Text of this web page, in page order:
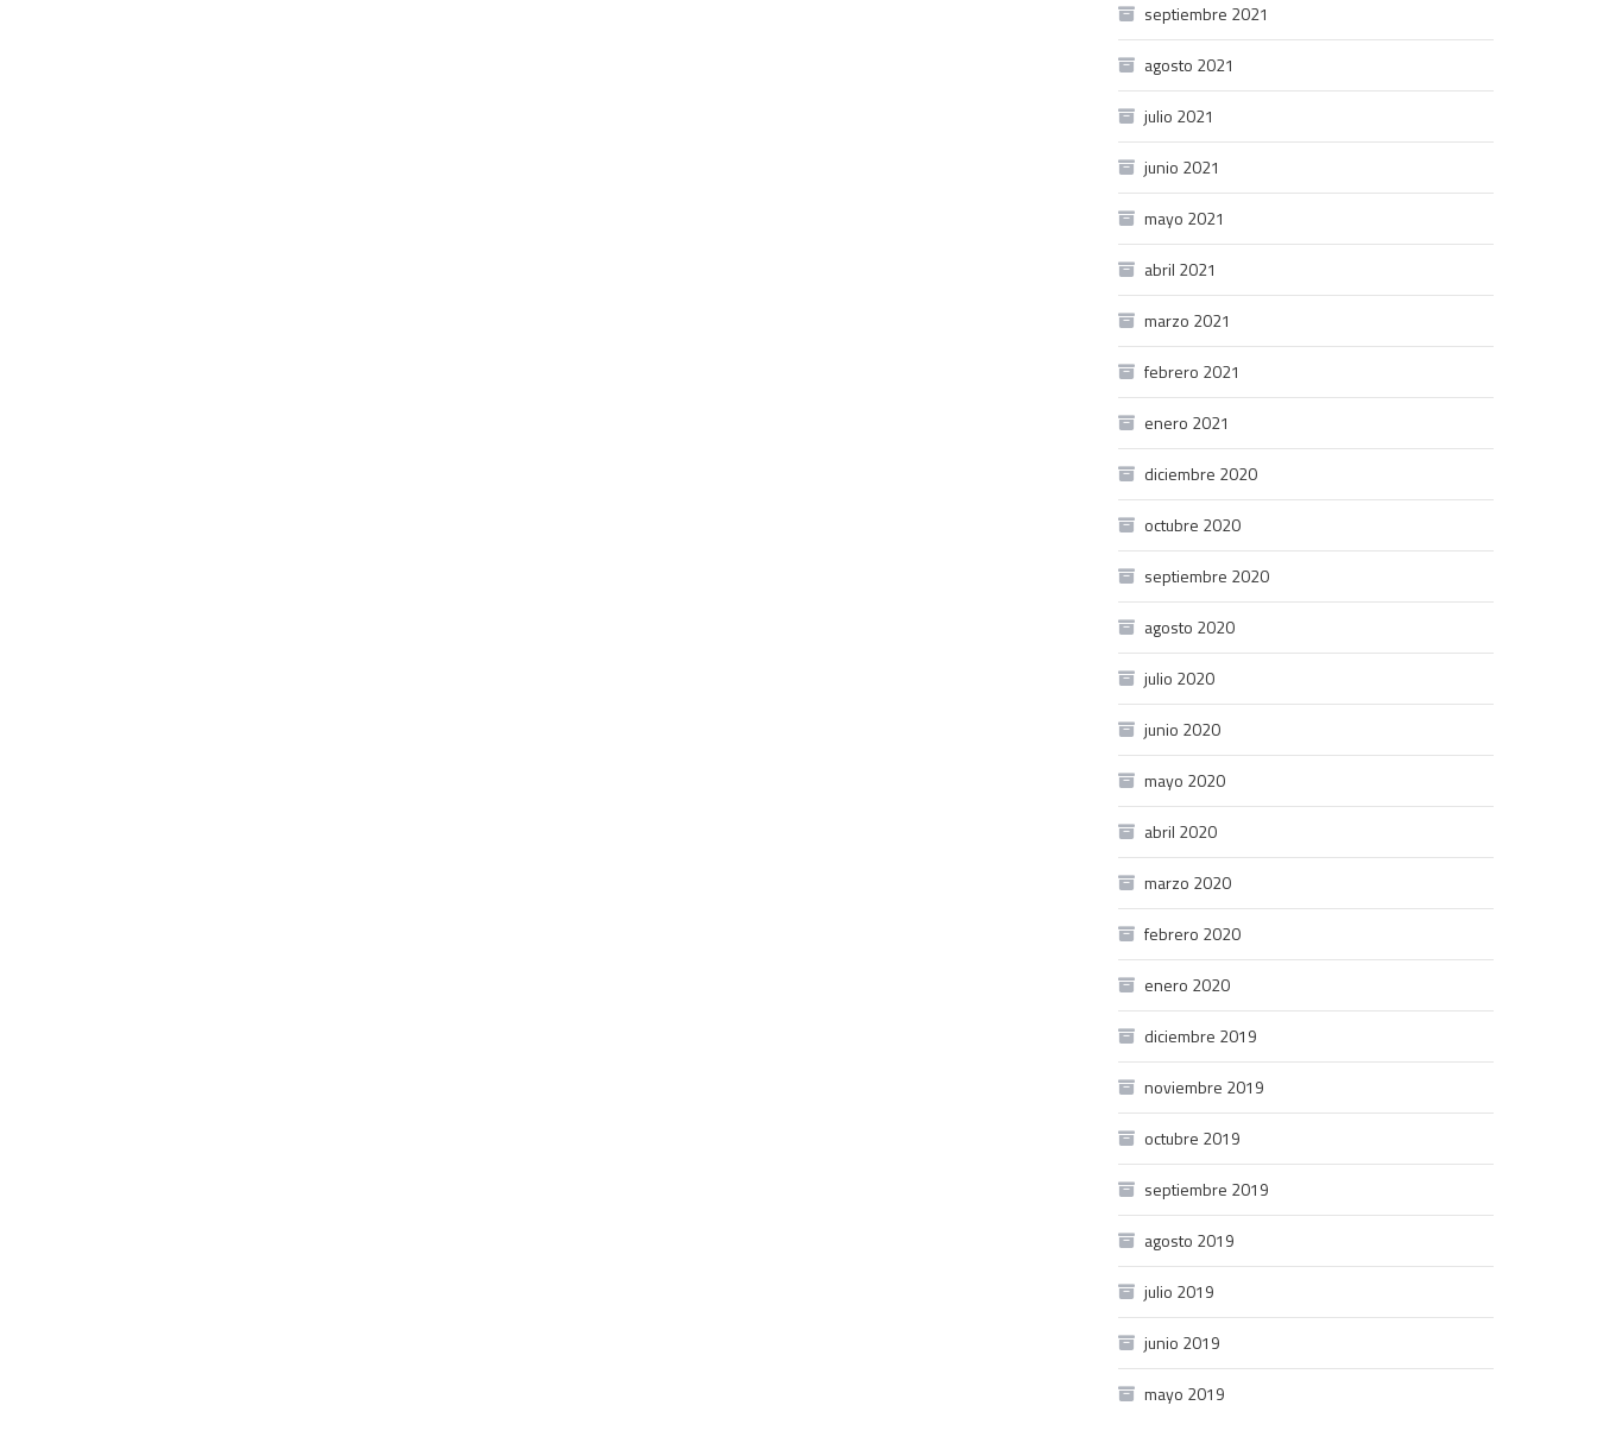
septiembre 2021
agosto 2021
julio 2021
junio 2021
mayo 2021
abril 2021
marzo 2021
febrero 2021
enero 2021
diciembre 2020
octubre 2020
septiembre 2020
agosto 2020
julio 2020
junio 2020
mayo 2020
abril 2020
marzo 2020
febrero 2020
enero 2020
diciembre 2019
noviembre 2019
octubre 2019
septiembre 2019
agosto 2019
julio 2019
junio 2019
mayo 2019